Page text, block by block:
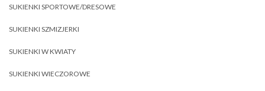
SUKIENKI SPORTOWE/DRESOWE
SUKIENKI SZMIZJERKI
SUKIENKI W KWIATY
SUKIENKI WIECZOROWE